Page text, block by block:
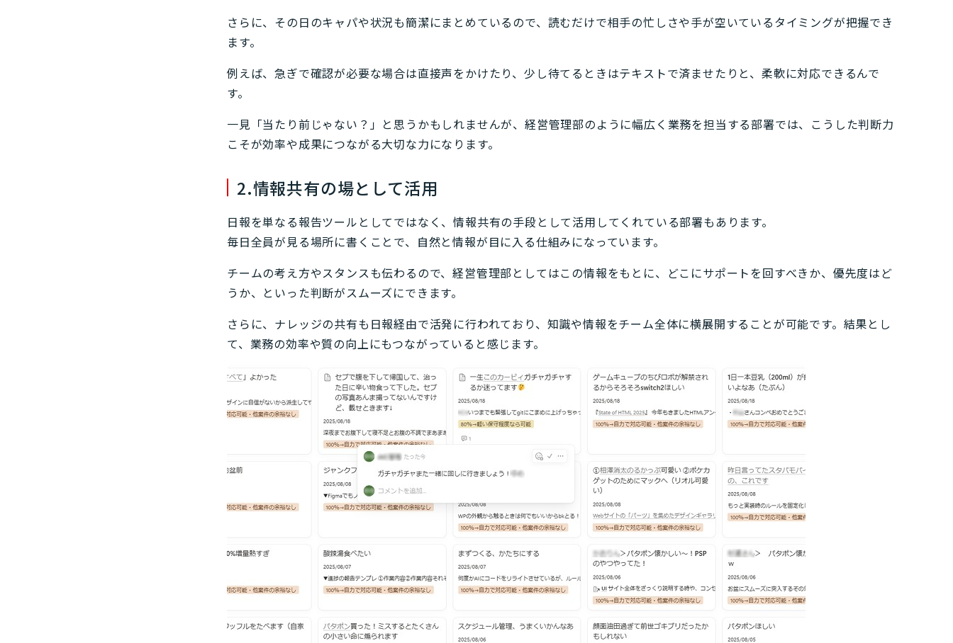
さらに、その日のキャパや状況も簡潔にまとめているので、読むだけで相手の忙しさや手が空いているタイミングが把握でき
ます。
例えば、急ぎで確認が必要な場合は直接声をかけたり、少し待てるときはテキストで済ませたりと、柔軟に対応できるんで
す。
一見「当たり前じゃない？」と思うかもしれませんが、経営管理部のように幅広く業務を担当する部署では、こうした判断力
こそが効率や成果につながる大切な力になります。
2.情報共有の場として活用
日報を単なる報告ツールとしてではなく、情報共有の手段として活用してくれている部署もあります。
毎日全員が見る場所に書くことで、自然と情報が目に入る仕組みになっています。
チームの考え方やスタンスも伝わるので、経営管理部としてはこの情報をもとに、どこにサポートを回すべきか、優先度はど
うか、といった判断がスムーズにできます。
さらに、ナレッジの共有も日報経由で活発に行われており、知識や情報をチーム全体に横展開することが可能です。結果とし
て、業務の効率や質の向上にもつながっていると感じます。